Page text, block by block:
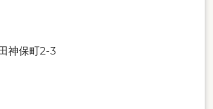
神保町2-3